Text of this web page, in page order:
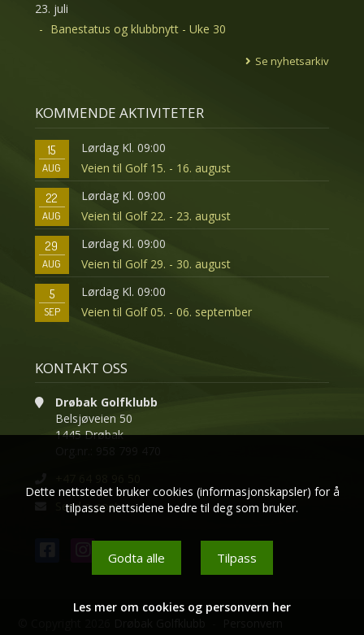
23. juli
Banestatus og klubbnytt - Uke 30
Se nyhetsarkiv
KOMMENDE AKTIVITETER
15
AUG
Lørdag Kl. 09:00
Veien til Golf 15. - 16. august
22
AUG
Lørdag Kl. 09:00
Veien til Golf 22. - 23. august
29
AUG
Lørdag Kl. 09:00
Veien til Golf 29. - 30. august
5
SEP
Lørdag Kl. 09:00
Veien til Golf 05. - 06. september
KONTAKT OSS
Drøbak Golfklubb
Belsjøveien 50
1445 Drøbak
Send e-post
Dette nettstedet bruker cookies (informasjonskapsler) for å
tilpasse nettsidene bedre til deg som bruker.
Godta alle Tilpass
Les mer om cookies og personvern her